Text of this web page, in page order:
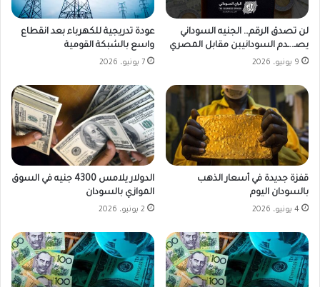
لن تصدق الرقم… الجنيه السوداني
يصـ..ـدم السودانيبن مقابل المصري
9 يونيو، 2026
عودة تدريجية للكهرباء بعد انقطاع
واسع بالشبكة القومية
7 يونيو، 2026
قفزة جديدة في أسعار الذهب
بالسودان اليوم
4 يونيو، 2026
الدولار يلامس 4300 جنيه في السوق
الموازي بالسودان
2 يونيو، 2026